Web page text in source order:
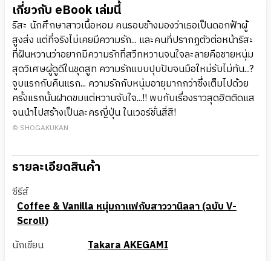
เกี่ยวกับ eBook เล่มนี้
ริสะ นักศึกษาสาวเนื้อหอม คนรอบข้างมองว่าเธอเป็นดอกฟ้าผู้
สูงส่ง แต่ที่จริงไม่เคยมีความรัก... และคนที่ปรากฏตัวต่อหน้าริสะ
ที่ฝันหวานว่าอยากมีความรักที่สวีทหวานจนใจละลายคือชายหนุ่ม
สุดวิเศษผู้ดูดีในชุดสูท ความรักแบบปุบปับจนมือใหม่รับไม่ทัน...?
จูบแรกกับคืนแรก... ความรักกับหนุ่มอายุมากกว่าซึ่งเต็มไปด้วย
ครั้งแรกนั้นฝาดขมแต่หวานจับใจ...!! พบกับเรื่องราวสุดฮิตติดแส
จนนำไปสร้างเป็นละครญี่ปุ่น ในเวอร์ชั่นสี่สี!
© SHOGAKUKAN
รายละเอียดสินค้า
ซีรีส์
Coffee & Vanilla หนุ่มกาแฟกับสาววานิลลา (ฉบับ V-
Scroll)
นักเขียน
Takara AKEGAMI